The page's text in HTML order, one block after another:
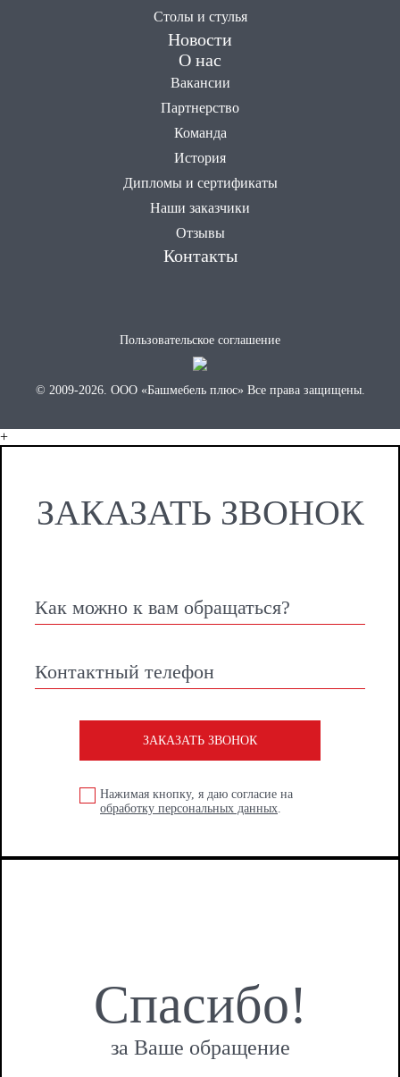
Столы и стулья
Новости
О нас
Вакансии
Партнерство
Команда
История
Дипломы и сертификаты
Наши заказчики
Отзывы
Контакты
© 2009-2026. ООО «Башмебель плюс» Все права защищены.
Пользовательское соглашение
+
ЗАКАЗАТЬ ЗВОНОК
ЗАКАЗАТЬ ЗВОНОК
Нажимая кнопку, я даю согласие на
обработку персональных данных.
Спасибо!
за Ваше обращение